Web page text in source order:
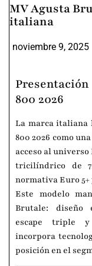
MV Agusta
italiana
noviembre 9, 2025
800 2026
La marca italiana
800 2026 como
acceso al
tricilíndrico de
normativa Euro
Este modelo
Brutale: diseño
escape triple y
incorpora
posición en el